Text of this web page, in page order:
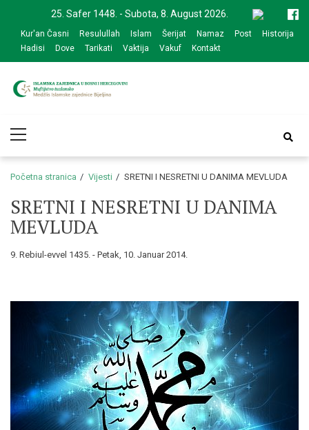
navigation
content
25. Safer 1448. - Subota, 8. August 2026.
Kur'an Časni Resulullah Islam Šerijat Namaz Post
Historija
Hadisi
Dove Tarikati Vaktija Vakuf Kontakt
zajednice Bijeljina
Menu
Početna stranica Vijesti SRETNI I NESRETNI U DANIMA MEVLUDA
SRETNI I NESRETNI U DANIMA
MEVLUDA
9. Rebiul-evvel 1435. - Petak, 10. Januar 2014.